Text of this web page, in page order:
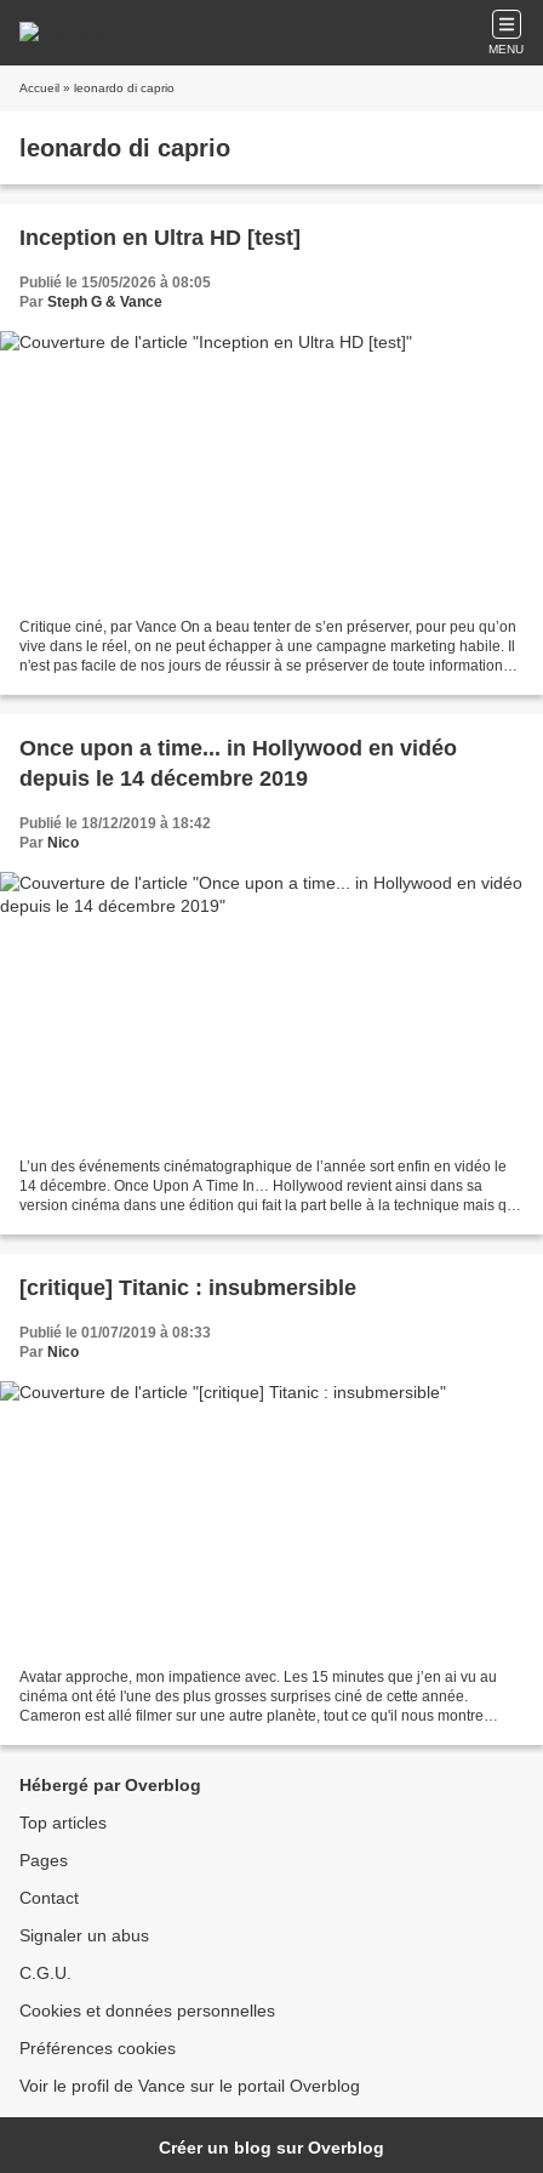
MENU
Accueil » leonardo di caprio
leonardo di caprio
Inception en Ultra HD [test]
Publié le 15/05/2026 à 08:05
Par Steph G & Vance
Critique ciné, par Vance On a beau tenter de s’en préserver, pour peu qu’on
vive dans le réel, on ne peut échapper à une campagne marketing habile. Il
n'est pas facile de nos jours de réussir à se préserver de toute information
Once upon a time... in Hollywood en vidéo
depuis le 14 décembre 2019
Publié le 18/12/2019 à 18:42
Par Nico
L’un des événements cinématographique de l’année sort enfin en vidéo le
14 décembre. Once Upon A Time In… Hollywood revient ainsi dans sa
version cinéma dans une édition qui fait la part belle à la technique mais qui
[critique] Titanic : insubmersible
Publié le 01/07/2019 à 08:33
Par Nico
Avatar approche, mon impatience avec. Les 15 minutes que j’en ai vu au
cinéma ont été l'une des plus grosses surprises ciné de cette année.
Cameron est allé filmer sur une autre planète, tout ce qu'il nous montre
Hébergé par Overblog
Top articles
Pages
Contact
Signaler un abus
C.G.U.
Cookies et données personnelles
Préférences cookies
Voir le profil de Vance sur le portail Overblog
Créer un blog sur Overblog